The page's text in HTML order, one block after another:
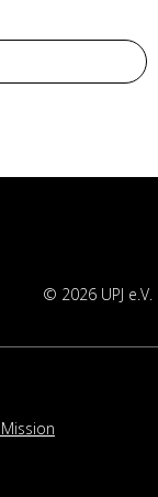
© 2026 UPJ e.V.